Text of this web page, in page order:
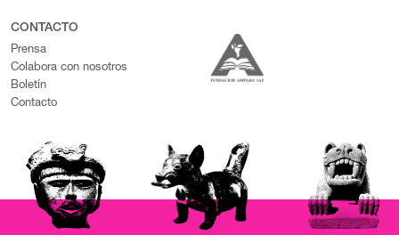
CONTACTO
Prensa
Colabora con nosotros
Boletín
Contacto